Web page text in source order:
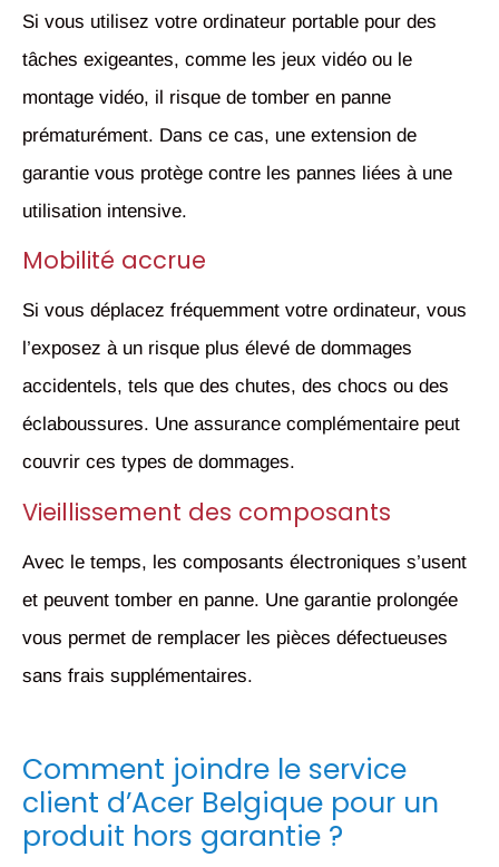
Si vous utilisez votre ordinateur portable pour des
tâches exigeantes, comme les jeux vidéo ou le
montage vidéo, il risque de tomber en panne
prématurément. Dans ce cas, une extension de
garantie vous protège contre les pannes liées à une
utilisation intensive.
Mobilité accrue
Si vous déplacez fréquemment votre ordinateur, vous
l’exposez à un risque plus élevé de dommages
accidentels, tels que des chutes, des chocs ou des
éclaboussures. Une assurance complémentaire peut
couvrir ces types de dommages.
Vieillissement des composants
Avec le temps, les composants électroniques s’usent
et peuvent tomber en panne. Une garantie prolongée
vous permet de remplacer les pièces défectueuses
sans frais supplémentaires.
Comment joindre le service
client d’Acer Belgique pour un
produit hors garantie ?